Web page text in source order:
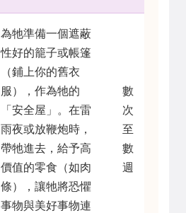
為牠準備一個遮蔽
性好的籠子或帳篷
（鋪上你的舊衣
服），作為牠的
「安全屋」。在雷
雨夜或放鞭炮時，
帶牠進去，給予高
價值的零食（如肉
條），讓牠將恐懼
事物與美好事物連
數
次
至
數
週